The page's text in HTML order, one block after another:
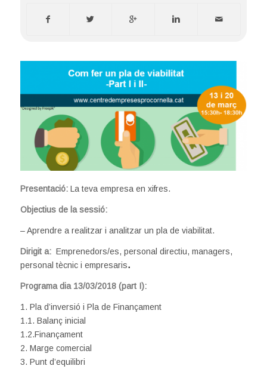
Presentació: La teva empresa en xifres.
Objectius de la sessió:
– Aprendre a realitzar i analitzar un pla de viabilitat.
Dirigit a: Emprenedors/es, personal directiu, managers,
personal tècnic i empresaris.
Programa dia 13/03/2018 (part I):
1. Pla d’inversió i Pla de Finançament
1.1. Balanç inicial
1.2.Finançament
2. Marge comercial
3. Punt d’equilibri